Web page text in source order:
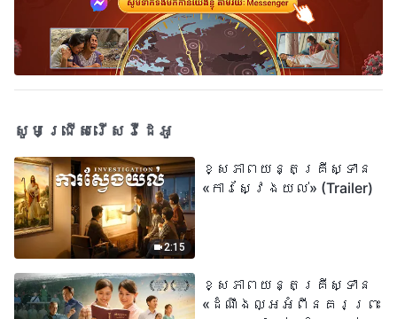
សូមជ្រើសរើសវីដេអូ
2:15
ខ្សែភាពយន្តគ្រីស្ទាន
«ការស្វែងយល់» (Trailer)
ខ្សែភាពយន្តគ្រីស្ទាន
«ដំណឹងល្អអំពីនគរព្រះ